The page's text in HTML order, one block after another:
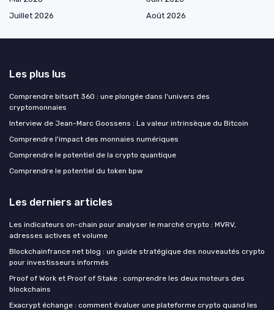
Juillet 2026
Août 2026
Les plus lus
Comprendre bitsoft 360 : une plongée dans l'univers des
cryptomonnaies
Interview de Jean-Marc Goossens : La valeur intrinsèque du Bitcoin
Comprendre l'impact des monnaies numériques
Comprendre le potentiel de la crypto quantique
Comprendre le potentiel du token bpw
Les derniers articles
Les indicateurs on-chain pour analyser le marché crypto : MVRV,
adresses actives et volume
Blockchainfrance net blog : un guide stratégique des nouveautés crypto
pour investisseurs informés
Proof of Work et Proof of Stake : comprendre les deux moteurs des
blockchains
Exacrypt échange : comment évaluer une plateforme crypto quand les